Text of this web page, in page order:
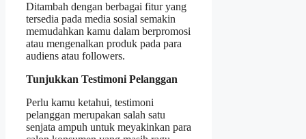
Ditambah dengan berbagai fitur yang
tersedia pada media sosial semakin
memudahkan kamu dalam berpromosi
atau mengenalkan produk pada para
audiens atau followers.
Tunjukkan Testimoni Pelanggan
Perlu kamu ketahui, testimoni
pelanggan merupakan salah satu
senjata ampuh untuk meyakinkan para